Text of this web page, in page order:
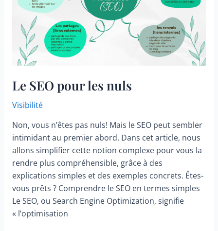
Le SEO pour les nuls
Visibilité
Non, vous n’êtes pas nuls! Mais le SEO peut sembler
intimidant au premier abord. Dans cet article, nous
allons simplifier cette notion complexe pour vous la
rendre plus compréhensible, grâce à des
explications simples et des exemples concrets. Êtes-
vous prêts ? Comprendre le SEO en termes simples
Le SEO, ou Search Engine Optimization, signifie
« l’optimisation